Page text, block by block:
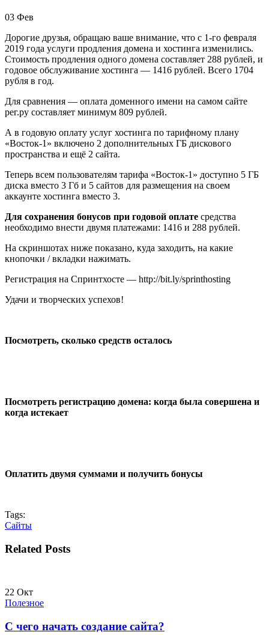
03 Фев
Дорогие друзья, обращаю ваше внимание, что с 1-го февраля
2019 года услуги продления домена и хостинга изменились.
Стоимость продления одного домена составляет 288 рублей, и
годовое обслуживание хостинга — 1416 рублей. Всего 1704
рубля в год.
Для сравнения — оплата доменного имени на самом сайте
рег.ру составляет минимум 809 рублей.
А в годовую оплату услуг хостинга по тарифному плану
«Восток-1» включено 2 дополнительных ГБ дискового
пространства и ещё 2 сайта.
Теперь всем пользователям тарифа «Восток-1» доступно 5 ГБ
диска вместо 3 Гб и 5 сайтов для размещения на своем
аккаунте хостинга вместо 3.
Для сохранения бонусов при годовой оплате средства
необходимо внести двумя платежами: 1416 и 288 рублей.
На скриншотах ниже показано, куда заходить, на какие
кнопочки / вкладки нажимать.
Регистрация на Спринтхосте — http://bit.ly/sprinthosting
Удачи и творческих успехов!
Посмотреть, сколько средств осталось
Посмотреть регистрацию домена: когда была совершена и
когда истекает
Оплатить двумя суммами и получить бонусы
Tags:
Сайты
Related Posts
22 Окт
Полезное
С чего начать создание сайта?